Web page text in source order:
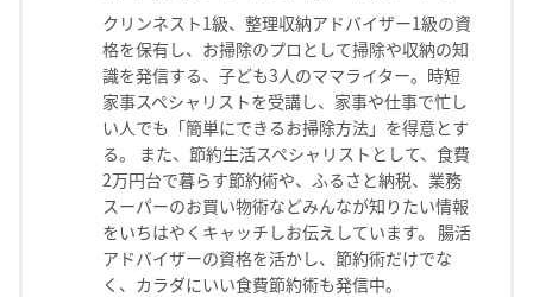
クリンネスト1級、整理収納アドバイザー1級の資
格を保有し、お掃除のプロとして掃除や収納の知
識を発信する、子ども3人のママライター。時短
家事スペシャリストを受講し、家事や仕事で忙し
い人でも「簡単にできるお掃除方法」を得意とす
る。 また、節約生活スペシャリストとして、食費
2万円台で暮らす節約術や、ふるさと納税、業務
スーパーのお買い物術などみんなが知りたい情報
をいちはやくキャッチしお伝えしています。 腸活
アドバイザーの資格を活かし、節約術だけでな
く、カラダにいい食費節約術も発信中。